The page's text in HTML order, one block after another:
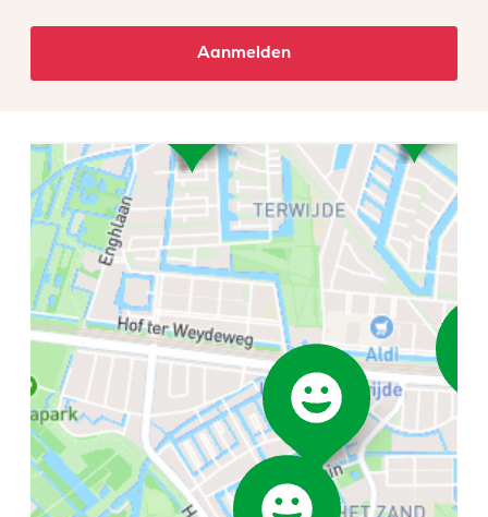
Aanmelden